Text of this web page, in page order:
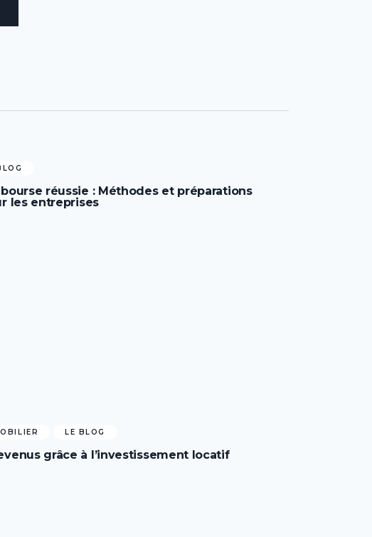
réussie : Méthodes et préparations
les entreprises
LE BLOG
grâce à l’investissement locatif